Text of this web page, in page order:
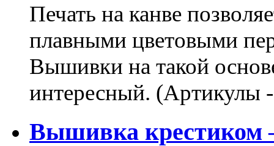
Печать на канве
плавными цветовыми
Вышивки на такой
интересный. (Артикулы
Вышивка крестиком